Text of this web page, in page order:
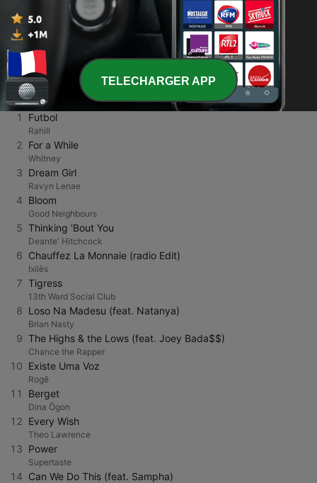
1.1K
Online
TOP TITRES
1 Futbol
Rahill
2 For a While
Whitney
3 Dream Girl
Ravyn Lenae
4 Bloom
Good Neighbours
5 Thinking 'Bout You
Deante' Hitchcock
6 Chauffez La Monnaie (radio Edit)
Ixilès
7 Tigress
13th Ward Social Club
8 Loso Na Madesu (feat. Natanya)
Brian Nasty
9 The Highs & the Lows (feat. Joey Bada$$)
Chance the Rapper
10 Existe Uma Voz
Rogê
11 Berget
Dina Ögon
12 Every Wish
Theo Lawrence
13 Power
Supertaste
14 Can We Do This (feat. Sampha)
TELECHARGER APP